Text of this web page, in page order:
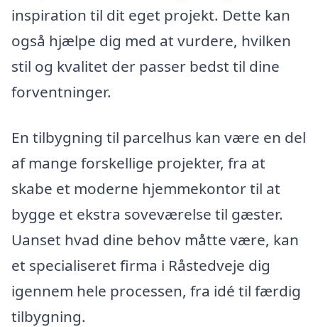
inspiration til dit eget projekt. Dette kan
også hjælpe dig med at vurdere, hvilken
stil og kvalitet der passer bedst til dine
forventninger.
En tilbygning til parcelhus kan være en del
af mange forskellige projekter, fra at
skabe et moderne hjemmekontor til at
bygge et ekstra soveværelse til gæster.
Uanset hvad dine behov måtte være, kan
et specialiseret firma i Råstedveje dig
igennem hele processen, fra idé til færdig
tilbygning.